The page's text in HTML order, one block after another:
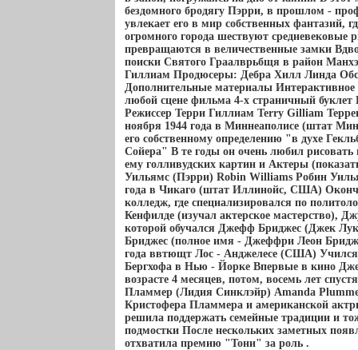
бездомного бродягу Пэрри, в прошлом -
увлекает его в мир собственных фантазий,
огромного города шествуют средневековые
превращаются в величественные замки
поиски Святого Граалврьбщя в район
Гиллиам Продюсеры: Дебра Хилл Линда
Дополнительные материалы
любой сцене фильма 4-х страничный
Режиссер Терри Гиллиам Terry Gilliam
ноября 1944 года в Миннеаполисе (штат
его собственному определению "в духе
Сойера" В те годы он очень любил
ему голливудских картин и Актеры
Уильямс (Пэрри) Robin Williams Робин
года в Чикаго (штат Иллинойс, США)
колледж, где специализировался по
Кенфилде (изучал актерское мастерство),
которой обучался Джефф Бриджес (Джек
Бриджес (полное имя - Джеффри Леон
года ввтющт Лос - Анджелесе (США) Учился
Бергхофа в Нью - Йорке Впервые в кино
возрасте 4 месяцев, потом, восемь лет
Пламмер (Лидия Синклэйр) Amanda
Кристофера Пламмера и американской
решила поддержать семейные традиции и
подмостки После нескольких заметных
отхватила премию "Тони" за роль .